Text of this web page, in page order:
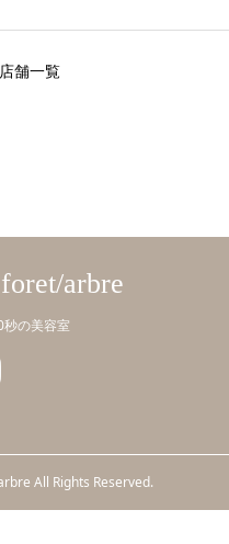
店舗一覧
arbre
の美容室
All Rights Reserved.